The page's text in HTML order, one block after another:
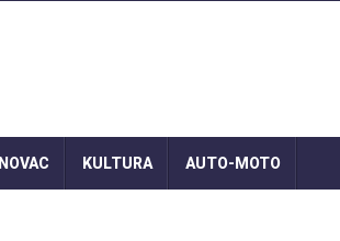
NOVAC KULTURA AUTO-MOTO